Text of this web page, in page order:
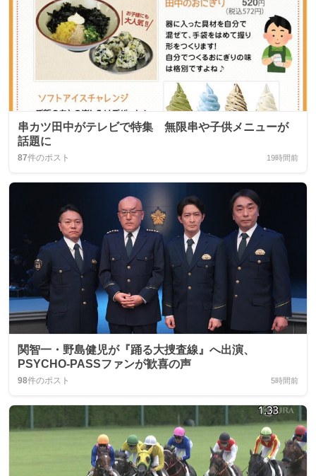
串カツ田中がテレビで特集 無限串や子供メニューが
話題に
87件のポスト 19時間前
関智一・野島健児が『踊る大捜査線』へ出演、
PSYCHO‑PASSファンが歓喜の声
98件のポスト 5時間前